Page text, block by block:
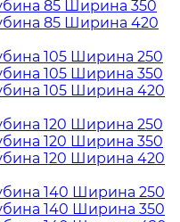
85 Ширина 350
85 Ширина 420
105 Ширина 250
105 Ширина 350
105 Ширина 420
120 Ширина 250
120 Ширина 350
120 Ширина 420
140 Ширина 250
140 Ширина 350